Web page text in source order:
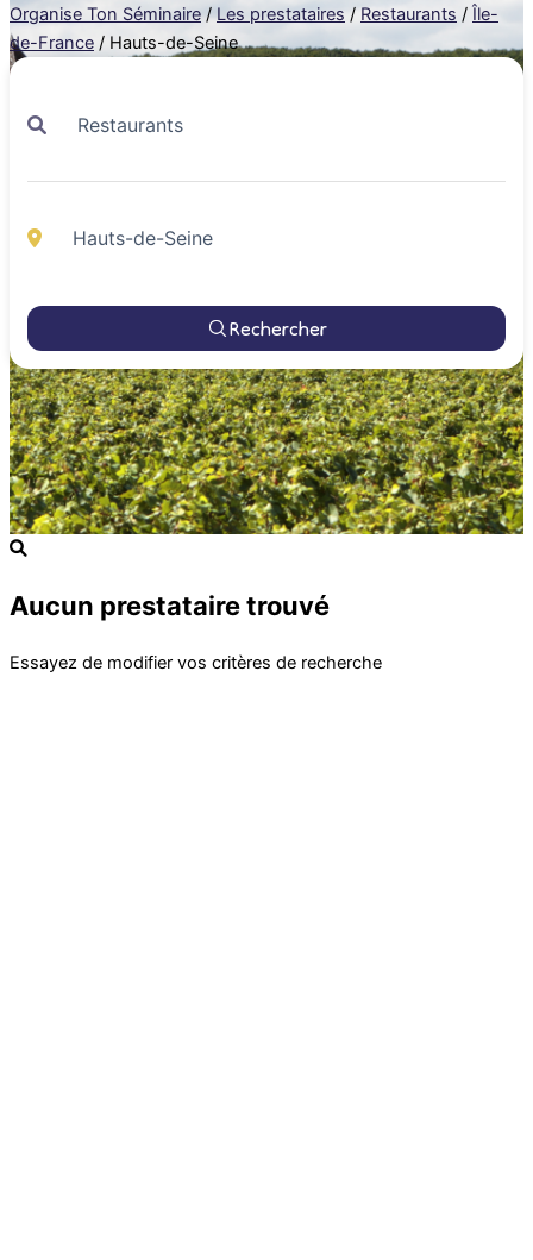
Organise Ton Séminaire / Les prestataires / Restaurants / Île-
de-France / Hauts-de-Seine
Rechercher
Aucun prestataire trouvé
Essayez de modifier vos critères de recherche